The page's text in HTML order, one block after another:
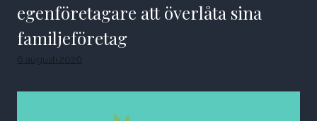
egenföretagare att överlåta sina
familjeföretag
6 augusti 2026